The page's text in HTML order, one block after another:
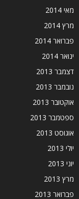
מאי 2014
מרץ 2014
פברואר 2014
ינואר 2014
דצמבר 2013
נובמבר 2013
אוקטובר 2013
ספטמבר 2013
אוגוסט 2013
יולי 2013
יוני 2013
מרץ 2013
פברואר 2013